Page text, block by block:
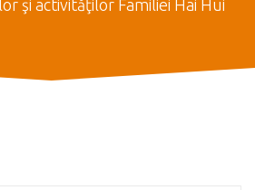
şi activităţilor Familiei Hai Hui